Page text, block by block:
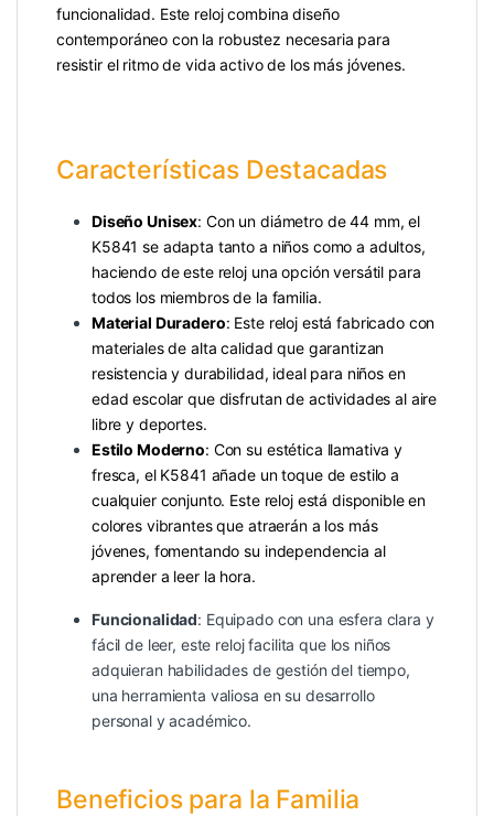
funcionalidad. Este reloj combina diseño
contemporáneo con la robustez necesaria para
resistir el ritmo de vida activo de los más jóvenes.
Características Destacadas
Diseño Unisex: Con un diámetro de 44 mm, el
K5841 se adapta tanto a niños como a adultos,
haciendo de este reloj una opción versátil para
todos los miembros de la familia.
Material Duradero: Este reloj está fabricado con
materiales de alta calidad que garantizan
resistencia y durabilidad, ideal para niños en
edad escolar que disfrutan de actividades al aire
libre y deportes.
Estilo Moderno: Con su estética llamativa y
fresca, el K5841 añade un toque de estilo a
cualquier conjunto. Este reloj está disponible en
colores vibrantes que atraerán a los más
jóvenes, fomentando su independencia al
aprender a leer la hora.
Funcionalidad: Equipado con una esfera clara y
fácil de leer, este reloj facilita que los niños
adquieran habilidades de gestión del tiempo,
una herramienta valiosa en su desarrollo
personal y académico.
Beneficios para la Familia